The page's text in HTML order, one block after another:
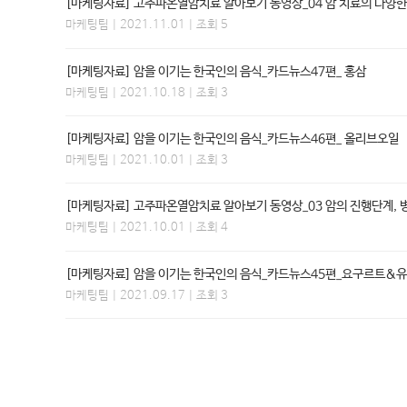
[마케팅자료] 고주파온열암치료 알아보기 동영상_04 암 치료의 다양
마케팅팀 | 2021.11.01 | 조회 5
[마케팅자료] 암을 이기는 한국인의 음식_카드뉴스47편_ 홍삼
마케팅팀 | 2021.10.18 | 조회 3
[마케팅자료] 암을 이기는 한국인의 음식_카드뉴스46편_ 올리브오일
마케팅팀 | 2021.10.01 | 조회 3
[마케팅자료] 고주파온열암치료 알아보기 동영상_03 암의 진행단계,
마케팅팀 | 2021.10.01 | 조회 4
[마케팅자료] 암을 이기는 한국인의 음식_카드뉴스45편_요구르트&
마케팅팀 | 2021.09.17 | 조회 3